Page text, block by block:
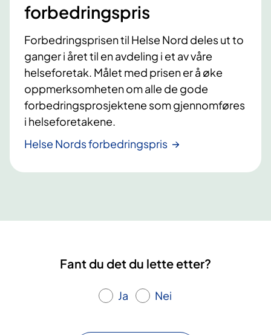
forbedringspris
Forbedringsprisen til Helse Nord deles ut to
ganger i året til en avdeling i et av våre
helseforetak. Målet med prisen er å øke
oppmerksomheten om alle de gode
forbedringsprosjektene som gjennomføres
i helseforetakene.
Helse Nords forbedringspris
Fant du det du lette etter?
Ja Nei